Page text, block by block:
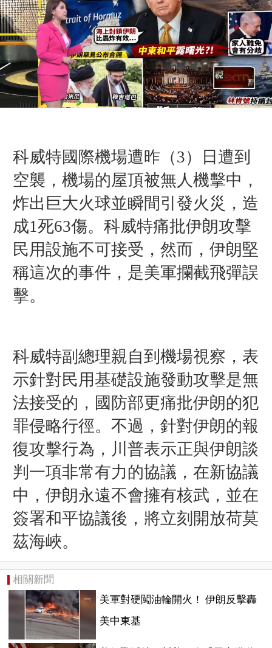
科威特國際機場遭昨（3）日遭到
空襲，機場的屋頂被無人機擊中，
炸出巨大火球並瞬間引發火災，造
成1死63傷。科威特痛批伊朗攻擊
民用設施不可接受，然而，伊朗堅
稱這次的事件，是美軍攔截飛彈誤
擊。
科威特副總理親自到機場視察，表
示針對民用基礎設施發動攻擊是無
法接受的，國防部更痛批伊朗的犯
罪侵略行徑。不過，針對伊朗的報
復攻擊行為， 川普表示正與伊朗談
判一項非常有力的協議，在新協議
中，伊朗永遠不會擁有核武，並在
簽署和平協議後，將立刻開放荷莫
茲海峽。
相關新聞
美軍對硬闖油輪開火！ 伊朗反擊轟
美中東基